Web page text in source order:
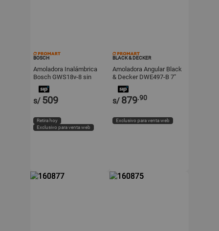
BOSCH
Amoladora Inalámbrica
Bosch GWS18v-8 sin
Bateria
s/ 509
Retira hoy
Exclusivo para venta web
BLACK & DECKER
Amoladora Angular Black
& Decker DWE497-B 7"
2600W
s/ 879.90
Exclusivo para venta web